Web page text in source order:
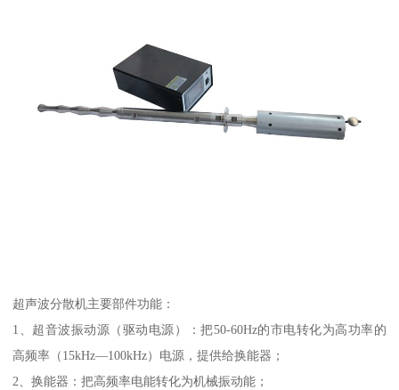
超声波分散机主要部件功能：
1、超音波振动源（驱动电源）：把50-60Hz的市电转化为高功率的
高频率（15kHz—100kHz）电源，提供给换能器；
2、换能器：把高频率电能转化为机械振动能；